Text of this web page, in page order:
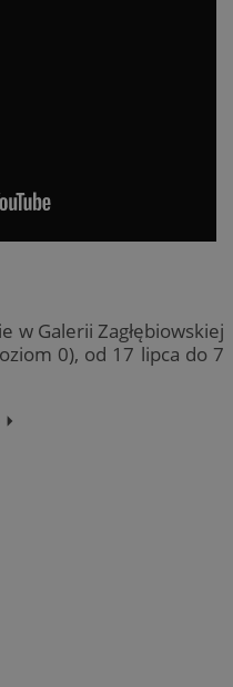
w Galerii Zagłębiowskiej
0), od 17 lipca do 7
⏵︎